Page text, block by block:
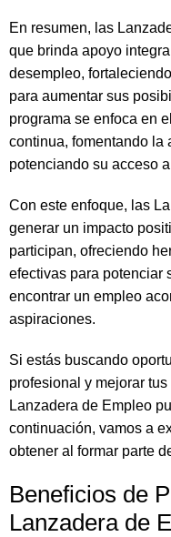
En resumen, las
que brinda apoyo
desempleo,
para aumentar sus
programa se enfoca en
continua, fomentando la
potenciando su acceso
Con este enfoque, las
generar un impacto
participan, ofreciendo
efectivas para potenciar
encontrar un empleo
aspiraciones.
Si estás buscando
profesional y mejorar
Lanzadera de Empleo
continuación, vamos a
obtener al formar parte
Beneficios de
Lanzadera de